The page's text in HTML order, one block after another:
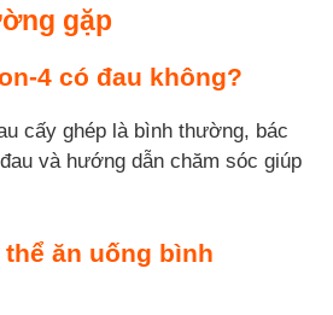
gặp
4 có đau không?
cấy ghép là bình thường, bác
và hướng dẫn chăm sóc giúp
ăn uống bình